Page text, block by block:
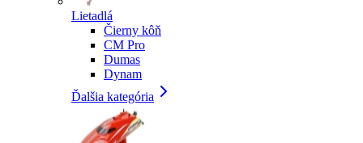
Lietadlá
Čierny kôň
CM Pro
Dumas
Dynam
Ďalšia kategória